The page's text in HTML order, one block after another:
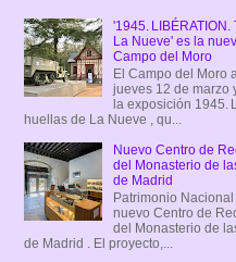
'1945.
La Nueve' es la
Campo del Moro
El Campo del Moro
jueves 12 de marzo
la exposición 1945.
huellas de La Nueve , qu...
Nuevo Centro de
del Monasterio de
de Madrid
Patrimonio
nuevo Centro de
del Monasterio de
de Madrid . El proyecto,...